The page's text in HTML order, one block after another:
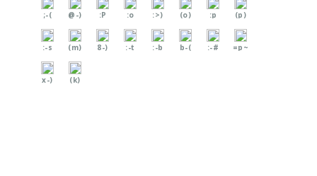
;-( @-) :P :o :>) (o) :p (p)
:-s (m) 8-) :-t :-b b-( :-# =p~
x-) (k)